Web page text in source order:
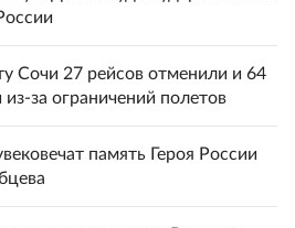
Сочи 27 рейсов отменили и 64
за ограничений полетов
память Героя России